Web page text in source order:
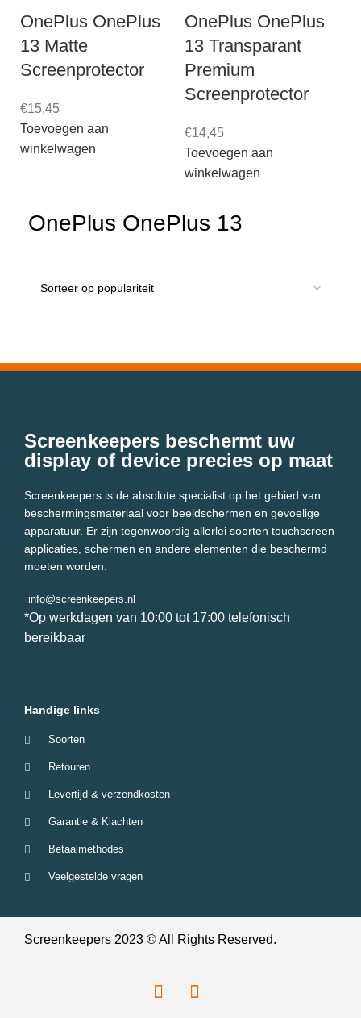
OnePlus OnePlus
13 Matte
Screenprotector
€15,45
Toevoegen aan
winkelwagen
OnePlus OnePlus
13 Transparant
Premium
Screenprotector
€14,45
Toevoegen aan
winkelwagen
OnePlus OnePlus 13
Screenkeepers beschermt uw
display of device precies op maat
Screenkeepers is de absolute specialist op het gebied van
beschermingsmateriaal voor beeldschermen en gevoelige
apparatuur. Er zijn tegenwoordig allerlei soorten touchscreen
applicaties, schermen en andere elementen die beschermd
moeten worden.
info@screenkeepers.nl
*Op werkdagen van 10:00 tot 17:00 telefonisch
bereikbaar
Handige links
Soorten
Retouren
Levertijd & verzendkosten
Garantie & Klachten
Betaalmethodes
Veelgestelde vragen
Screenkeepers 2023 © All Rights Reserved.